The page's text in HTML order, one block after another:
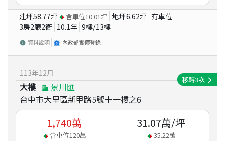
建坪58.77坪 含車位10.01坪 地坪6.62坪 有車位
3房2廳2衛 10.1年 9樓/13樓
資料說明 內政部實價登錄
113年12月
大樓
景川匯
台中市大里區新甲路5號十一樓之6
移轉3次
1,740萬
含車位120萬
31.07萬/坪
35.22萬